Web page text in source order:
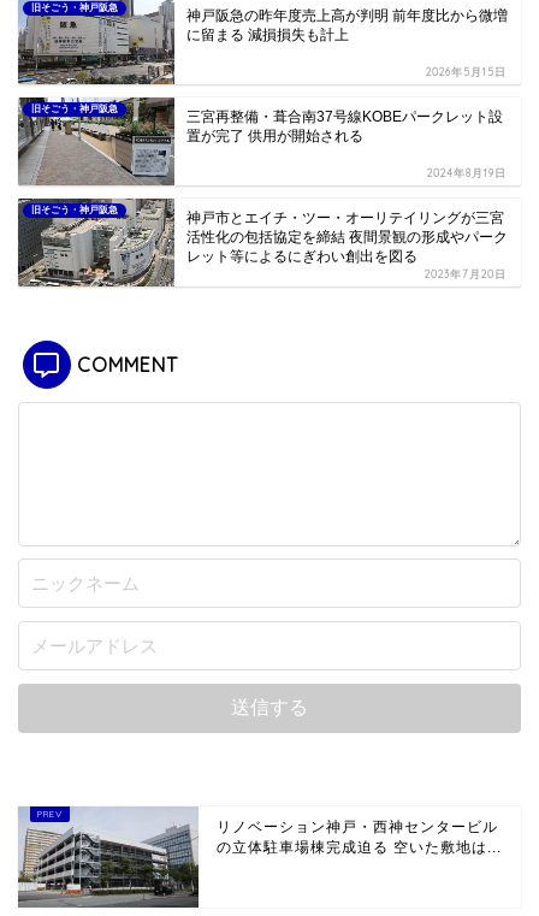
旧そごう・神戸阪急
神戸阪急の昨年度売上高が判明 前年度比から微増
に留まる 減損損失も計上
2026年5月15日
旧そごう・神戸阪急
三宮再整備・葺合南37号線KOBEパークレット設
置が完了 供用が開始される
2024年8月19日
旧そごう・神戸阪急
神戸市とエイチ・ツー・オーリテイリングが三宮
活性化の包括協定を締結 夜間景観の形成やパーク
レット等によるにぎわい創出を図る
2023年7月20日
COMMENT
リノベーション神戸・西神センタービル
の立体駐車場棟完成迫る 空いた敷地は...